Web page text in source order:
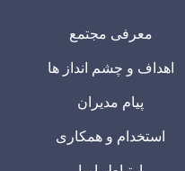
معرفی مجتمع
اهداف و چشم انداز ها
پیام مدیران
استخدام و همکاری